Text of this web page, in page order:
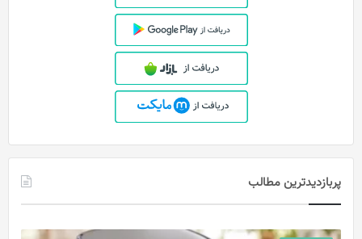
پربازدیدترین مطالب